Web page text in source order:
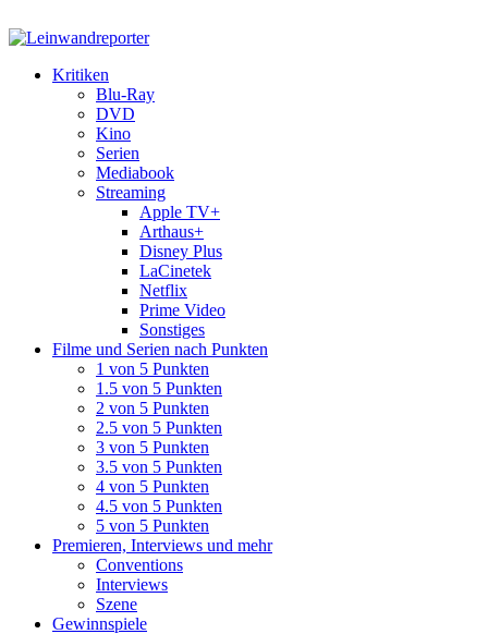
Kritiken
Blu-Ray
DVD
Kino
Serien
Mediabook
Streaming
Apple TV+
Arthaus+
Disney Plus
LaCinetek
Netflix
Prime Video
Sonstiges
Filme und Serien nach Punkten
1 von 5 Punkten
1.5 von 5 Punkten
2 von 5 Punkten
2.5 von 5 Punkten
3 von 5 Punkten
3.5 von 5 Punkten
4 von 5 Punkten
4.5 von 5 Punkten
5 von 5 Punkten
Premieren, Interviews und mehr
Conventions
Interviews
Szene
Gewinnspiele